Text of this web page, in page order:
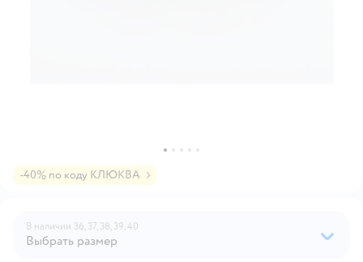
-40% по коду КЛЮКВА
В наличии 36, 37, 38, 39,40
Выбрать размер